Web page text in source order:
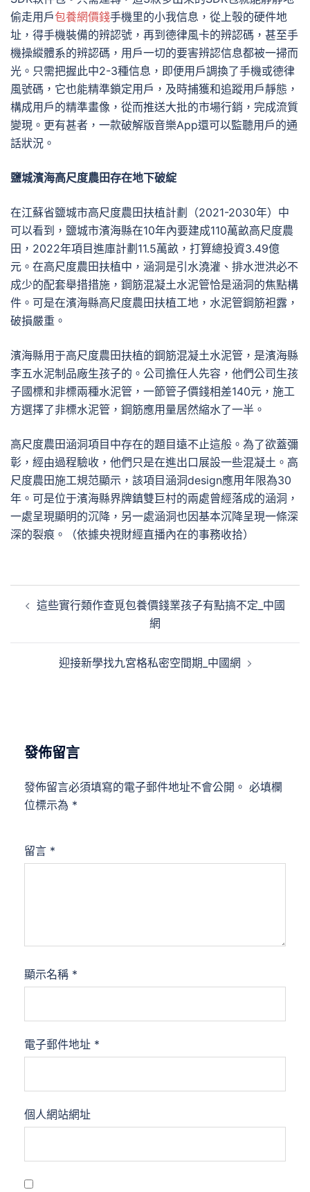
偷走用戶包養網價錢手機里的小我信息，從上彀的硬件地
址，得手機裝備的辨認號，再到德律風卡的辨認碼，甚至手
機操縱體系的辨認碼，用戶一切的要害辨認信息都被一掃而
光。只需把握此中2-3種信息，即便用戶調換了手機或德律
風號碼，它也能精準鎖定用戶，及時捕獲和追蹤用戶靜態，
構成用戶的精準畫像，從而推送大批的市場行銷，完成流質
變現。更有甚者，一款破解版音樂App還可以監聽用戶的通
話狀況。
鹽城濱海高尺度農田存在地下破綻
在江蘇省鹽城市高尺度農田扶植計劃（2021-2030年）中
可以看到，鹽城市濱海縣在10年內要建成110萬畝高尺度農
田，2022年項目進庫計劃11.5萬畝，打算總投資3.49億
元。在高尺度農田扶植中，涵洞是引水澆灌、排水泄洪必不
成少的配套舉措措施，鋼筋混凝土水泥管恰是涵洞的焦點構
件。可是在濱海縣高尺度農田扶植工地，水泥管鋼筋袒露，
破損嚴重。
濱海縣用于高尺度農田扶植的鋼筋混凝土水泥管，是濱海縣
李五水泥制品廠生孩子的。公司擔任人先容，他們公司生孩
子國標和非標兩種水泥管，一節管子價錢相差140元，施工
方選擇了非標水泥管，鋼筋應用量居然縮水了一半。
高尺度農田涵洞項目中存在的題目遠不止這般。為了欲蓋彌
彰，經由過程驗收，他們只是在進出口展設一些混凝土。高
尺度農田施工規范顯示，該項目涵洞design應用年限為30
年。可是位于濱海縣界牌鎮雙巨村的兩處曾經落成的涵洞，
一處呈現顯明的沉降，另一處涵洞也因基本沉降呈現一條深
深的裂痕。（依據央視財經直播內在的事務收拾）
章
這些實行類作查覓包養價錢業孩子有點搞不定_中國
網
迎接新學找九宮格私密空間期_中國網
發佈留言
發佈留言必須填寫的電子郵件地址不會公開。 必填欄
位標示為 *
留言 *
顯示名稱 *
電子郵件地址 *
個人網站網址